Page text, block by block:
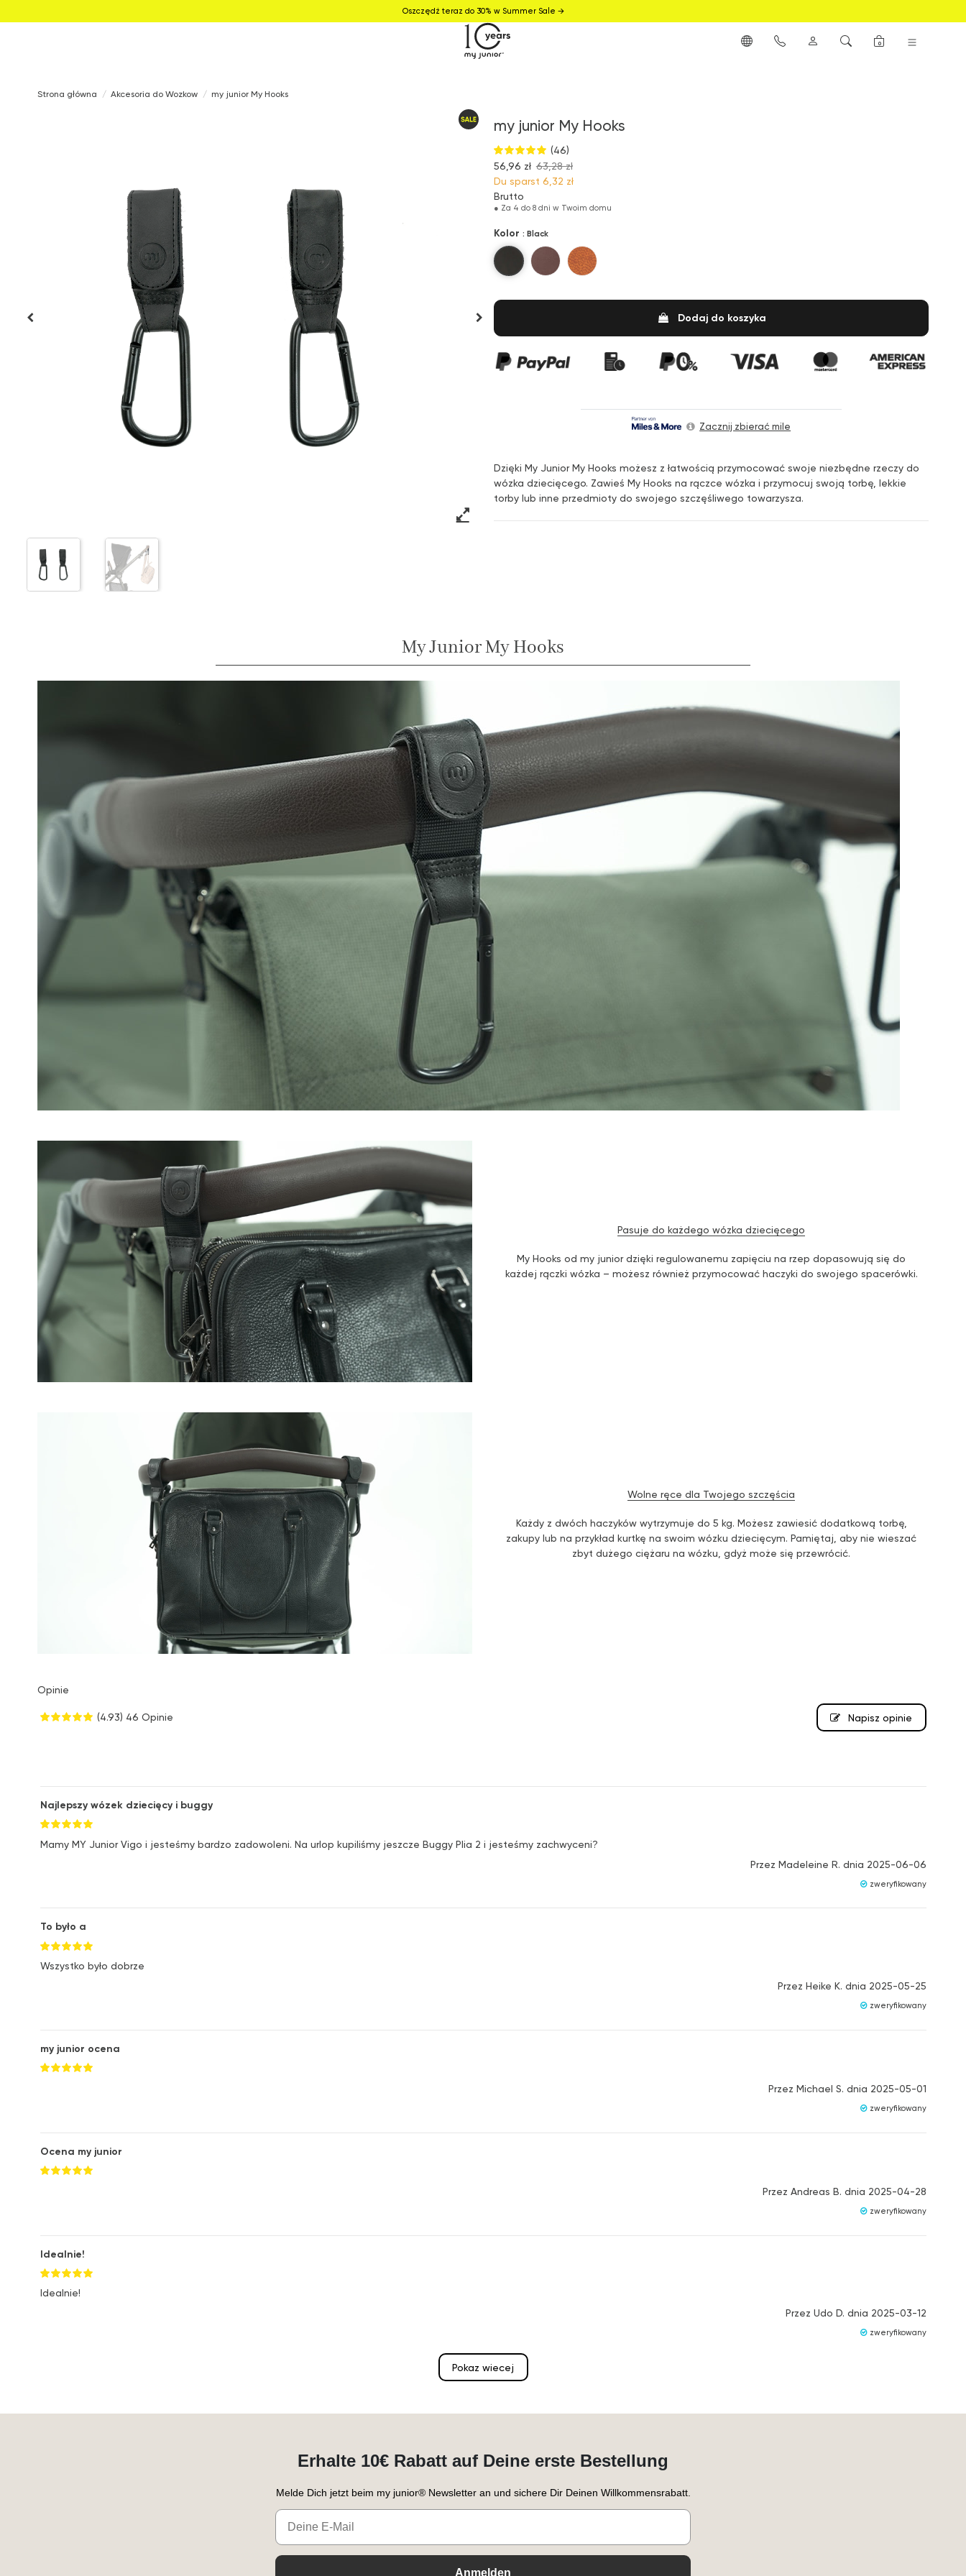
0
Oszczędź teraz do 30% w Summer Sale →
Strona główna Akcesoria do Wozkow my junior My Hooks
my junior My Hooks
(46)
56,96 zł 63,28 zł
Du sparst 6,32 zł
Brutto
● Za 4 do 8 dni w Twoim domu
Kolor : Black
Black Brown Cognac
Dodaj do koszyka
Zacznij zbierać mile
Dzięki My Junior My Hooks możesz z łatwością przymocować swoje niezbędne rzeczy do
wózka dziecięcego. Zawieś My Hooks na rączce wózka i przymocuj swoją torbę, lekkie
torby lub inne przedmioty do swojego szczęśliwego towarzysza.
My Junior My Hooks
Pasuje do każdego wózka dziecięcego
My Hooks od my junior dzięki regulowanemu zapięciu na rzep dopasowują się do
każdej rączki wózka – możesz również przymocować haczyki do swojego spacerówki.
Wolne ręce dla Twojego szczęścia
Każdy z dwóch haczyków wytrzymuje do 5 kg. Możesz zawiesić dodatkową torbę,
zakupy lub na przykład kurtkę na swoim wózku dziecięcym. Pamiętaj, aby nie wieszać
zbyt dużego ciężaru na wózku, gdyż może się przewrócić.
Opinie
(4.93) 46 Opinie Napisz opinie
Najlepszy wózek dziecięcy i buggy
Mamy MY Junior Vigo i jesteśmy bardzo zadowoleni. Na urlop kupiliśmy jeszcze Buggy Plia 2 i jesteśmy zachwyceni?
Przez Madeleine R. dnia 2025-06-06
zweryfikowany
To było a
Wszystko było dobrze
Przez Heike K. dnia 2025-05-25
zweryfikowany
my junior ocena
Przez Michael S. dnia 2025-05-01
zweryfikowany
Ocena my junior
Przez Andreas B. dnia 2025-04-28
zweryfikowany
Idealnie!
Idealnie!
Przez Udo D. dnia 2025-03-12
zweryfikowany
Pokaz wiecej
Erhalte 10€ Rabatt auf Deine erste Bestellung
Melde Dich jetzt beim my junior® Newsletter an und sichere Dir Deinen Willkommensrabatt.
Email
Anmelden